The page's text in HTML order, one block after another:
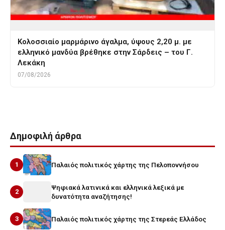
Κολοσσιαίο μαρμάρινο άγαλμα, ύψους 2,20 μ. με
ελληνικό μανδύα βρέθηκε στην Σάρδεις – του Γ.
Λεκάκη
07/08/2026
Δημοφιλή άρθρα
1 Παλαιός πολιτικός χάρτης της Πελοποννήσου
2
Ψηφιακά λατινικά και ελληνικά λεξικά με
δυνατότητα αναζήτησης!
3 Παλαιός πολιτικός χάρτης της Στερεάς Ελλάδος